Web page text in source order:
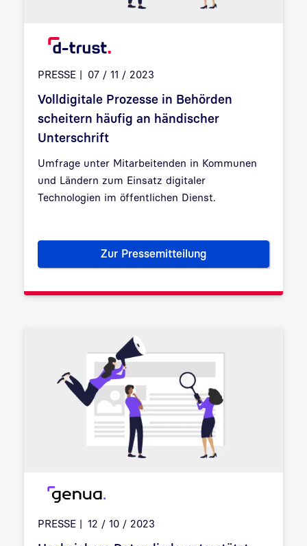
PRESSE 07 / 11 / 2023
Volldigitale Prozesse in Behörden
scheitern häufig an händischer
Unterschrift
Umfrage unter Mitarbeitenden in Kommunen
und Ländern zum Einsatz digitaler
Technologien im öffentlichen Dienst.
Zur PressemitteilungVolldigitale Prozesse in
PRESSE 12 / 10 / 2023